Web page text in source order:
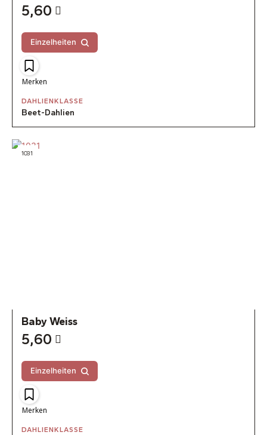
5,60
Einzelheiten
Merken
DAHLIENKLASSE
Beet-Dahlien
1031
Baby Weiss
5,60
Einzelheiten
Merken
DAHLIENKLASSE